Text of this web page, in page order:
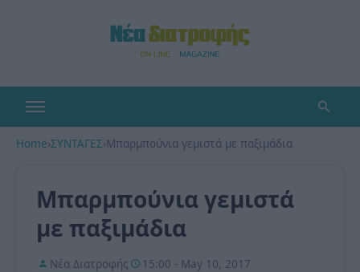
Home›ΣΥΝΤΑΓΕΣ›Μπαρμπούνια γεμιστά με παξιμάδια
Μπαρμπούνια γεμιστά
με παξιμάδια
Νέα Διατροφής
15:00 - May 10, 2017